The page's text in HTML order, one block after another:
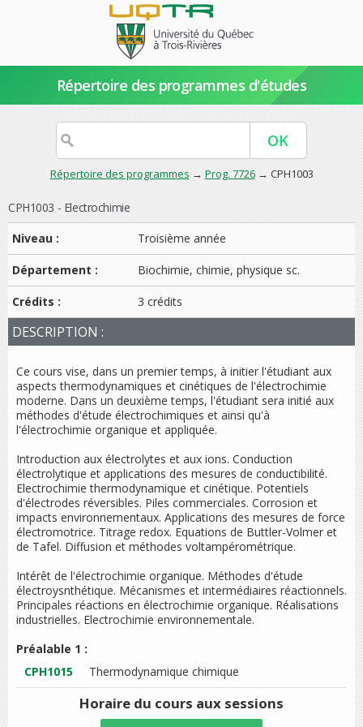
Répertoire des programmes d'études
Répertoire des programmes → Prog. 7726→ CPH1003
CPH1003 - Electrochimie
Niveau :
Troisième année
Département : Biochimie, chimie, physique sc.
Crédits : 3 crédits
DESCRIPTION :
Ce cours vise, dans un premier temps, à initier l'étudiant aux
aspects thermodynamiques et cinétiques de l'électrochimie
moderne. Dans un deuxième temps, l'étudiant sera initié aux
méthodes d'étude électrochimiques et ainsi qu'à
l'électrochimie organique et appliquée.
Introduction aux électrolytes et aux ions. Conduction
électrolytique et applications des mesures de conductibilité.
Electrochimie thermodynamique et cinétique. Potentiels
d'électrodes réversibles. Piles commerciales. Corrosion et
impacts environnementaux. Applications des mesures de force
électromotrice. Titrage redox. Equations de Buttler-Volmer et
de Tafel. Diffusion et méthodes voltampérométrique.
Intérêt de l'électrochimie organique. Méthodes d'étude
électroysnthétique. Mécanismes et intermédiaires réactionnels.
Principales réactions en électrochimie organique. Réalisations
industrielles. Electrochimie environnementale.
Préalable 1 :
CPH1015
Thermodynamique chimique
Horaire du cours aux sessions